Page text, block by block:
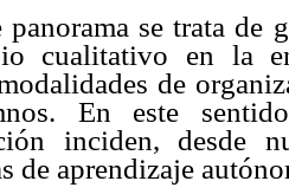
panorama se trata de
cualitativo en la
de
En este
inciden, desde
de aprendizaje